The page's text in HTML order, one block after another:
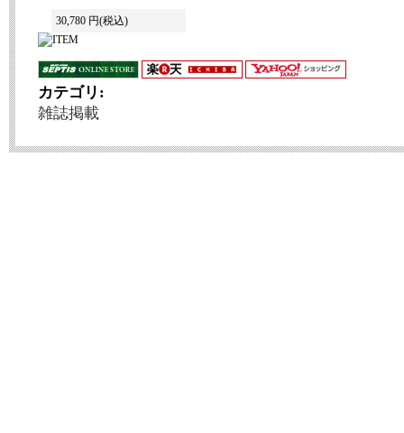
30,780 円(税込)
カテゴリ :
雑誌掲載